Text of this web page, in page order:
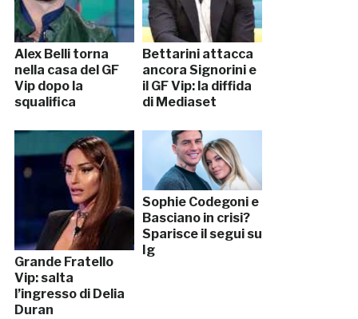
Alex Belli torna
nella casa del GF
Vip dopo la
squalifica
Bettarini attacca
ancora Signorini e
il GF Vip: la diffida
di Mediaset
Grande Fratello
Vip: salta
l’ingresso di Delia
Duran
Sophie Codegoni e
Basciano in crisi?
Sparisce il segui su
Ig